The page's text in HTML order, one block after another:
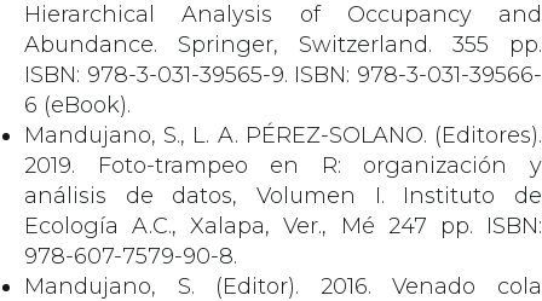
Hierarchical Analysis of Occupancy and
Abundance. Springer, Switzerland. 355 pp.
ISBN: 978-3-031-39565-9. ISBN: 978-3-031-39566-
6 (eBook).
Mandujano, S., L. A. PÉREZ-SOLANO. (Editores).
2019. Foto-trampeo en R: organización y
análisis de datos, Volumen I. Instituto de
Ecología A.C., Xalapa, Ver., Mé 247 pp. ISBN:
978-607-7579-90-8.
Mandujano, S. (Editor). 2016. Venado cola